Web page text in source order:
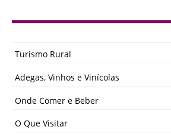
Turismo Rural
Adegas, Vinhos e Vinícolas
Onde Comer e Beber
O Que Visitar